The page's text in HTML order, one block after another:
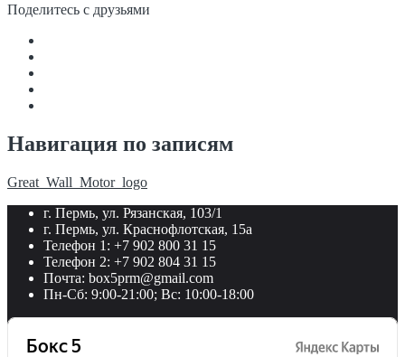
Поделитесь с друзьями
Навигация по записям
Great_Wall_Motor_logo
г. Пермь, ул. Рязанская, 103/1
г. Пермь, ул. Краснофлотская, 15а
Телефон 1: +7 902 800 31 15
Телефон 2: +7 902 804 31 15
Почта: box5prm@gmail.com
Пн-Сб: 9:00-21:00; Вс: 10:00-18:00